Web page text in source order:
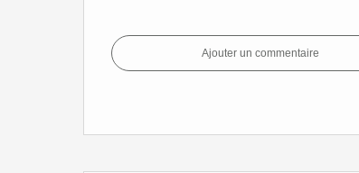
Ajouter un commentaire